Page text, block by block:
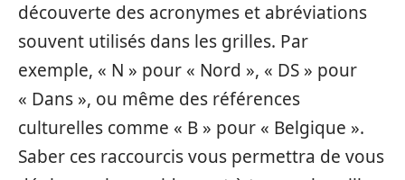
découverte des acronymes et abréviations
souvent utilisés dans les grilles. Par
exemple, « N » pour « Nord », « DS » pour
« Dans », ou même des références
culturelles comme « B » pour « Belgique ».
Saber ces raccourcis vous permettra de vous